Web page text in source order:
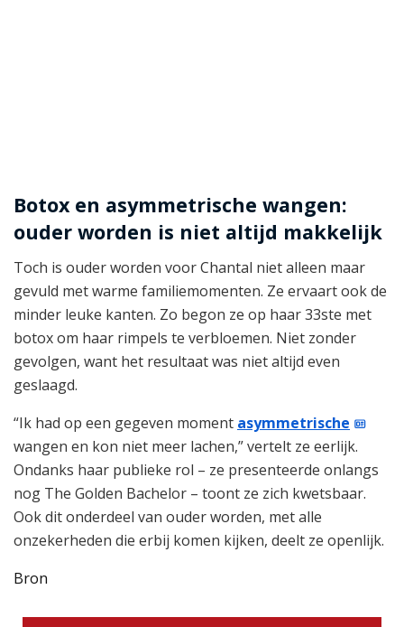
Botox en asymmetrische wangen:
ouder worden is niet altijd makkelijk
Toch is ouder worden voor Chantal niet alleen maar
gevuld met warme familiemomenten. Ze ervaart ook de
minder leuke kanten. Zo begon ze op haar 33ste met
botox om haar rimpels te verbloemen. Niet zonder
gevolgen, want het resultaat was niet altijd even
geslaagd.
“Ik had op een gegeven moment asymmetrische
wangen en kon niet meer lachen,” vertelt ze eerlijk.
Ondanks haar publieke rol – ze presenteerde onlangs
nog The Golden Bachelor – toont ze zich kwetsbaar.
Ook dit onderdeel van ouder worden, met alle
onzekerheden die erbij komen kijken, deelt ze openlijk.
Bron